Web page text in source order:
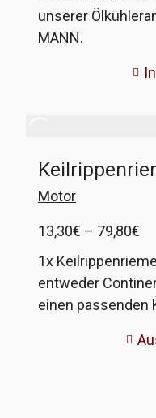
unserer
MANN.
Motor
13,30€ – 79,80€
1x
entweder
einen passenden
mehr? Ging uns